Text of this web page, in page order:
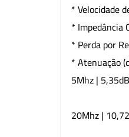
* Velocidade
* Impedância
* Perda por
* Atenuação
5Mhz | 5,35dB
20Mhz |